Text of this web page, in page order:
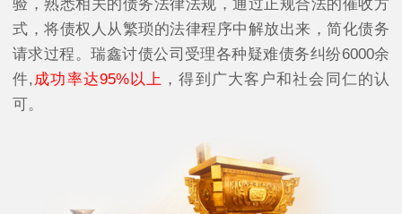
验，熟悉相关的债务法律法规，通过正规合法的催收方
式，将债权人从繁琐的法律程序中解放出来，简化债务
请求过程。瑞鑫讨债公司受理各种疑难债务纠纷6000余
件, 成功率达95%以上 ，得到广大客户和社会同仁的认
可。